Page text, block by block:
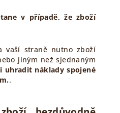
v případě, že zboží
vaší straně nutno zboží
jiným než sjednaným
uhradit náklady spojené
.